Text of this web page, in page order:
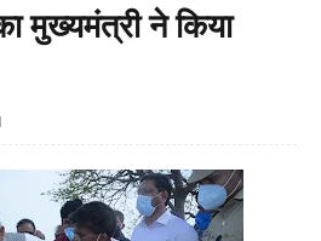
मुख्यमंत्री ने किया